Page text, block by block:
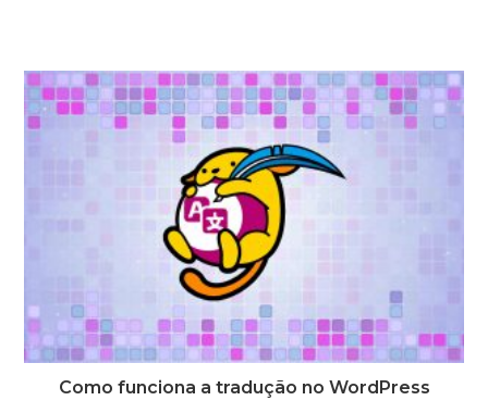
Como funciona a tradução no WordPress